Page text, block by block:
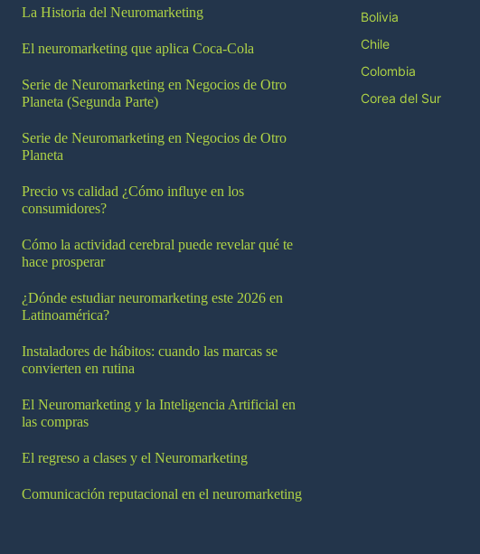
La Historia del Neuromarketing
El neuromarketing que aplica Coca-Cola
Serie de Neuromarketing en Negocios de Otro
Planeta (Segunda Parte)
Serie de Neuromarketing en Negocios de Otro
Planeta
Precio vs calidad ¿Cómo influye en los
consumidores?
Cómo la actividad cerebral puede revelar qué te
hace prosperar
¿Dónde estudiar neuromarketing este 2026 en
Latinoamérica?
Instaladores de hábitos: cuando las marcas se
convierten en rutina
El Neuromarketing y la Inteligencia Artificial en
las compras
El regreso a clases y el Neuromarketing
Comunicación reputacional en el neuromarketing
Bolivia
Chile
Colombia
Corea del Sur